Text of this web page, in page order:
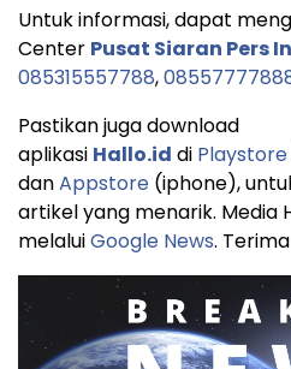
Untuk informasi, dapat
Center Pusat Siaran Pers
085315557788,
Pastikan juga download
aplikasi Hallo.id di Playstore
danAppstore (iphone),
artikel yang menarik. Media
melaluiGoogle News.